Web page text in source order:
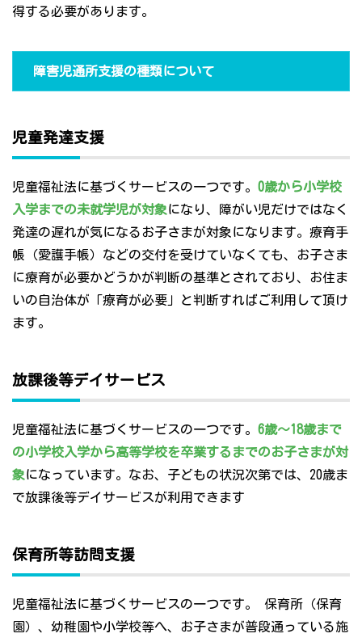
得する必要があります。
障害児通所支援の種類について
児童発達支援
児童福祉法に基づくサービスの一つです。 0歳から小学校
入学までの未就学児が対象になり、障がい児だけではなく
発達の遅れが気になるお子さまが対象になります。療育手
帳（愛護手帳）などの交付を受けていなくても、お子さま
に療育が必要かどうかが判断の基準とされており、お住ま
いの自治体が「療育が必要」と判断すればご利用して頂け
ます。
放課後等デイサービス
児童福祉法に基づくサービスの一つです。 6歳～18歳まで
の小学校入学から高等学校を卒業するまでのお子さまが対
象になっています。なお、子どもの状況次第では、20歳ま
で放課後等デイサービスが利用できます
保育所等訪問支援
児童福祉法に基づくサービスの一つです。 保育所（保育
園）、幼稚園や小学校等へ、お子さまが普段通っている施